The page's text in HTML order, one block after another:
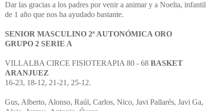
Dar las gracias a los padres por venir a animar y a Noelia, infantil
de 1 año que nos ha ayudado bastante.
SENIOR MASCULINO 2ª AUTONÓMICA ORO
GRUPO 2 SERIE A
VILLALBA CIRCE FISIOTERAPIA 80 - 68 BASKET
ARANJUEZ
16-23, 18-12, 21-21, 25-12.
Gus, Alberto, Alonso, Raúl, Carlos, Nico, Javi Pallarés, Javi Ga,